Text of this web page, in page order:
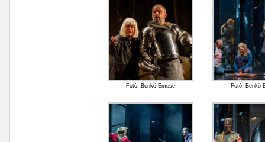
Fotó: Benkő Emese Fotó: Benkő